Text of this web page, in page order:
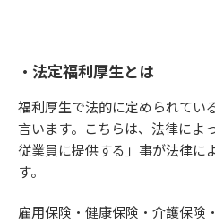
・法定福利厚生とは
福利厚生で法的に定められてい
言います。こちらは、法律によ
従業員に提供する」事が法律に
す。
雇用保険・健康保険・介護保険